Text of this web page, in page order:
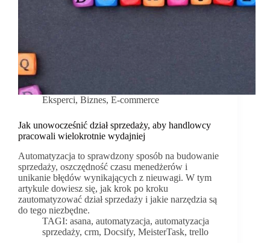
Eksperci, Biznes, E-commerce
Jak unowocześnić dział sprzedaży, aby handlowcy
pracowali wielokrotnie wydajniej
Automatyzacja to sprawdzony sposób na budowanie
sprzedaży, oszczędność czasu menedżerów i
unikanie błędów wynikających z nieuwagi. W tym
artykule dowiesz się, jak krok po kroku
zautomatyzować dział sprzedaży i jakie narzędzia są
do tego niezbędne.
TAGI: asana,automatyzacja,automatyzacja
sprzedaży, crm, Docsify, MeisterTask, trello